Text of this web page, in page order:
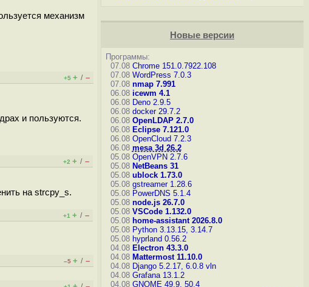
механизм
+5 + / –
и пользуются.
+2 + / –
на strcpy_s.
+1 + / –
–5 + / –
Новые версии
Программы:
07.08 Chrome 151.0.7922.108
07.08 WordPress 7.0.3
07.08 nmap 7.991
06.08 icewm 4.1
06.08 Deno 2.9.5
06.08 docker 29.7.2
06.08 OpenLDAP 2.7.0
06.08 Eclipse 7.121.0
06.08 OpenCloud 7.2.3
06.08 mesa 3d 26.2
05.08 OpenVPN 2.7.6
05.08 NetBeans 31
05.08 ublock 1.73.0
05.08 gstreamer 1.28.6
05.08 PowerDNS 5.1.4
05.08 node.js 26.7.0
05.08 VSCode 1.132.0
05.08 home-assistant 2026.8.0
05.08 Python 3.13.15, 3.14.7
05.08 hyprland 0.56.2
04.08 Electron 43.3.0
04.08 Mattermost 11.10.0
04.08 Django 5.2.17, 6.0.8 vln
04.08 Grafana 13.1.2
04.08 GNOME 49.9, 50.4